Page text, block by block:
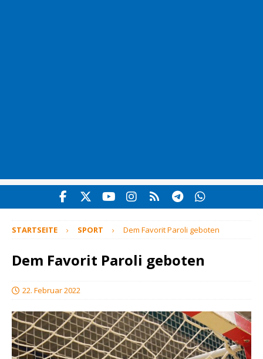
STARTSEITE SPORT Dem Favorit Paroli geboten
Dem Favorit Paroli geboten
22. Februar 2022